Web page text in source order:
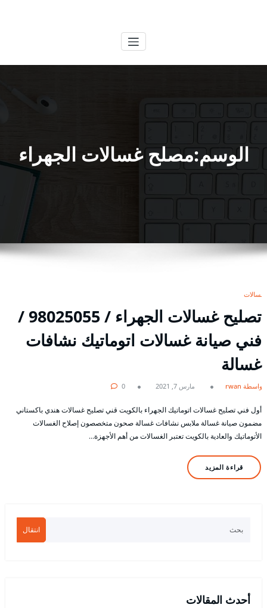
الوسم:مصلح غسالات الجهراء
غسالات
تصليح غسالات الجهراء / 98025055 /
فني صيانة غسالات اتوماتيك نشافات
غسالة
بواسطة rwan مارس 7, 2021 0
أول فني تصليح غسالات اتوماتيك الجهراء بالكويت قني تصليح غسالات هندي باكستاني
مضمون صيانة غسالة ملابس نشافات غسالة صحون متخصصون إصلاح الغسالات
الأتوماتيك والعادية بالكويت تعتبر الغسالات من أهم الأجهزة…
قراءة المزيد
انتقال
أحدث المقالات